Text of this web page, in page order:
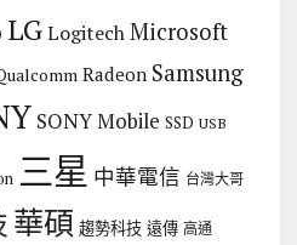
LG Logitech Microsoft
Radeon Samsung
SONY Mobile SSD USB
三星 中華電信 台灣大哥
華碩 趨勢科技 遠傳 高通